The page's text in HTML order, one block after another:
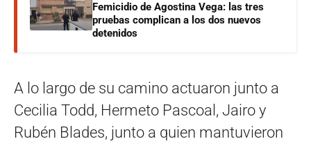
Femicidio de Agostina Vega: las tres
pruebas complican a los dos nuevos
detenidos
A lo largo de su camino actuaron junto a
Cecilia Todd, Hermeto Pascoal, Jairo y
Rubén Blades, junto a quien mantuvieron